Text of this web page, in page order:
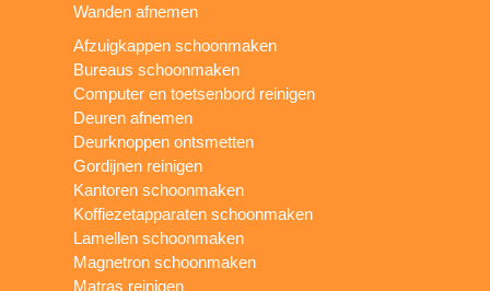
Wanden afnemen
Afzuigkappen schoonmaken
Bureaus schoonmaken
Computer en toetsenbord reinigen
Deuren afnemen
Deurknoppen ontsmetten
Gordijnen reinigen
Kantoren schoonmaken
Koffiezetapparaten schoonmaken
Lamellen schoonmaken
Magnetron schoonmaken
Matras reinigen